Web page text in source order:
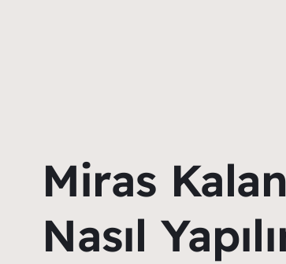
Miras
Nasıl